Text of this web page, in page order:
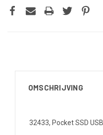
OMSCHRIJVING
32433, Pocket SSD